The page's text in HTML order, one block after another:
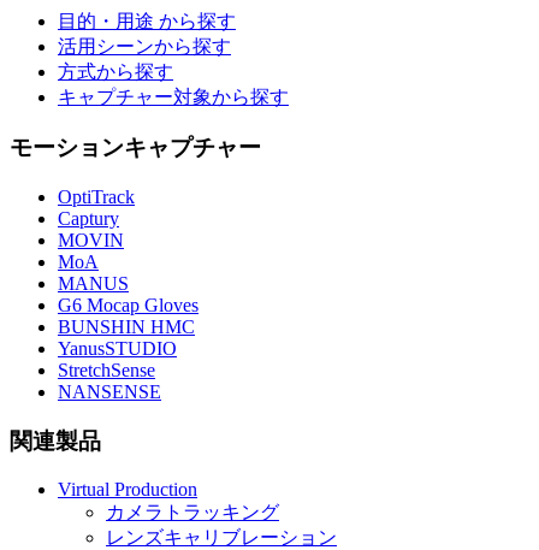
目的・用途 から探す
活用シーンから探す
方式から探す
キャプチャー対象から探す
モーションキャプチャー
OptiTrack
Captury
MOVIN
MoA
MANUS
G6 Mocap Gloves
BUNSHIN HMC
YanusSTUDIO
StretchSense
NANSENSE
関連製品
Virtual Production
カメラトラッキング
レンズキャリブレーション